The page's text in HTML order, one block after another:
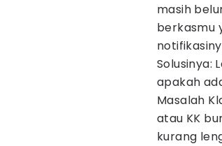
masih
berkasmu
Solusinya:
apakah
Masalah
atau KK
kurang